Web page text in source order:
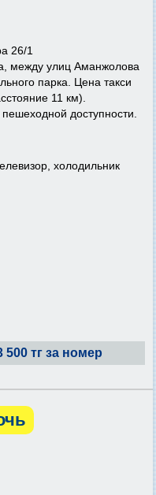
26/1
между улиц Аманжолова
парка. Цена такси
11 км).
доступности.
холодильник
тг за номер